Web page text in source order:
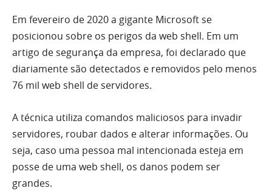
Em fevereiro de 2020 a gigante Microsoft se
posicionou sobre os perigos da web shell. Em um
artigo de segurança da empresa, foi declarado que
diariamente são detectados e removidos pelo menos
76 mil web shell de servidores.
A técnica utiliza comandos maliciosos para invadir
servidores, roubar dados e alterar informações. Ou
seja, caso uma pessoa mal intencionada esteja em
posse de uma web shell, os danos podem ser
grandes.